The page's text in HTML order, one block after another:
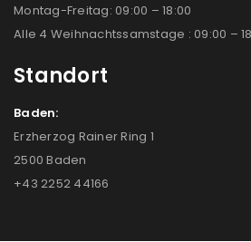
Montag-Freitag: 09:00 – 18:00
Alle 4 Weihnachtssamstage : 09:00 –
Standort
Baden:
Erzherzog Rainer Ring 1
2500 Baden
+43 2252 44166